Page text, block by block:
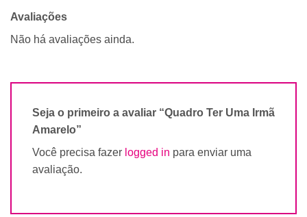
Avaliações
Não há avaliações ainda.
Seja o primeiro a avaliar “Quadro Ter Uma Irmã
Amarelo”
Você precisa fazer logged in para enviar uma
avaliação.